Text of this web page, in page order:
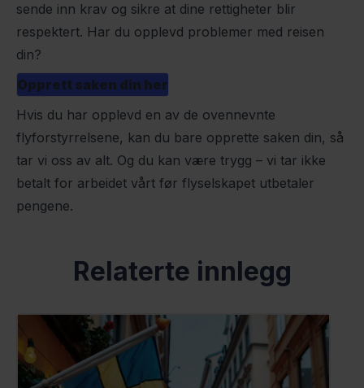
sende inn krav og sikre at dine rettigheter blir
respektert. Har du opplevd problemer med reisen
din?
Opprett saken din her
Hvis du har opplevd en av de ovennevnte
flyforstyrrelsene, kan du bare opprette saken din, så
tar vi oss av alt. Og du kan være trygg – vi tar ikke
betalt for arbeidet vårt før flyselskapet utbetaler
pengene.
Relaterte innlegg